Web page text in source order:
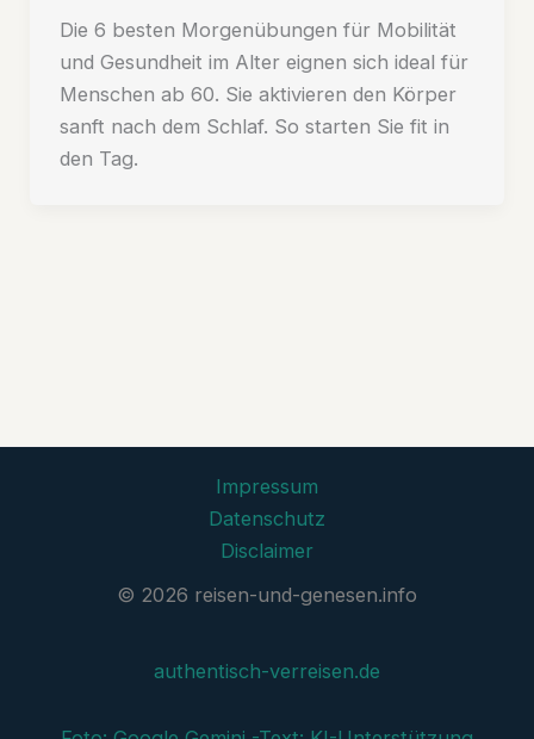
Die 6 besten Morgenübungen für Mobilität
und Gesundheit im Alter eignen sich ideal für
Menschen ab 60. Sie aktivieren den Körper
sanft nach dem Schlaf. So starten Sie fit in
den Tag.
Impressum
Datenschutz
Disclaimer
© 2026 reisen-und-genesen.info
authentisch-verreisen.de